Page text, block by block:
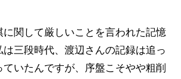
関して厳しいことを言われた記憶
三段時代、渡辺さんの記録は追っ
いたんですが、序盤こそやや粗削